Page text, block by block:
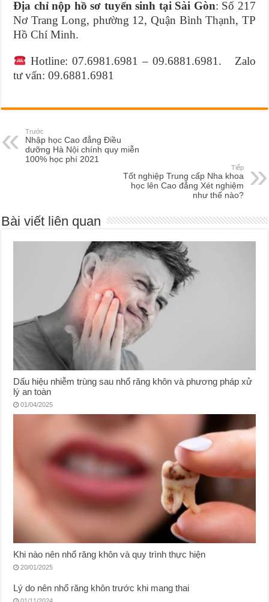
Địa chỉ nộp hồ sơ tuyển sinh tại Sài Gòn: Số 217
Nơ Trang Long, phường 12, Quận Bình Thạnh, TP
Hồ Chí Minh.
Hotline: 07.6981.6981 – 09.6881.6981. Zalo
tư vấn: 09.6881.6981
Trước
Nhập học Cao đẳng Điều
dưỡng Hà Nội chính quy miễn
100% học phí 2021
Tiếp
Tốt nghiệp Trung cấp Nha khoa
học lên Cao đẳng Xét nghiệm
như thế nào?
Bài viết liên quan
Dấu hiệu nhiễm trùng sau nhổ răng khôn và phương pháp xử
lý an toàn
01/04/2025
Khi nào nên nhổ răng khôn và quy trình thực hiện
20/01/2025
Lý do nên nhổ răng khôn trước khi mang thai